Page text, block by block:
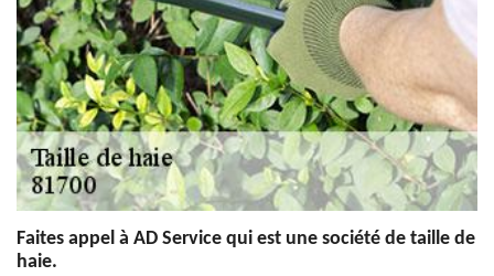
Faites appel à AD Service qui est une société de taille de
haie.